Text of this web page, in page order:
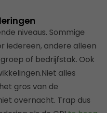
niveaus. Sommige
iedereen, andere alleen
of bedrijfstak. Ook
alles
gros van de
overnacht. Trap dus